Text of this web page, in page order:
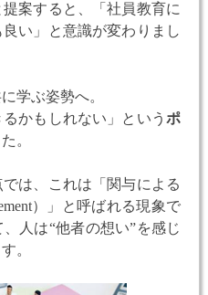
案すると、「社員教育に
い」と意識が変わりまし
学ぶ姿勢へ。
かもしれない」というポ
。
は、これは「関与による
）」と呼ばれる現象で
人は“他者の想い”を感じ
。